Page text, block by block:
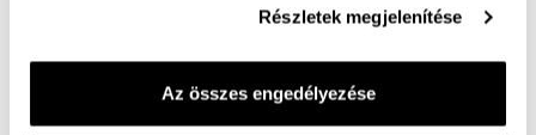
Részletek megjelenítése
Az összes engedélyezése
? Vékony és rugalmas talp - Segít érezni a talajt,
? Sarokemelés nélküli kialakítás (zero drop) - A
hagyományos cipőkkel ellentétben a barefoot